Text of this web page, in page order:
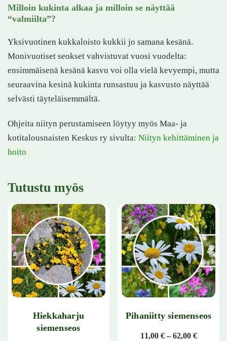
Milloin kukinta alkaa ja milloin se näyttää
“valmiilta”?
Yksivuotinen kukkaloisto kukkii jo samana kesänä.
Monivuotiset seokset vahvistuvat vuosi vuodelta:
ensimmäisenä kesänä kasvu voi olla vielä kevyempi, mutta
seuraavina kesinä kukinta runsastuu ja kasvusto näyttää
selvästi täyteläisemmältä.
Ohjeita niityn perustamiseen löytyy myös Maa- ja
kotitalousnaisten Keskus ry sivulta: Niityn kehittäminen ja
hoito
Tutustu myös
Hiekkaharju
siemenseos
Pihaniitty siemenseos
11,00 € – 62,00 €